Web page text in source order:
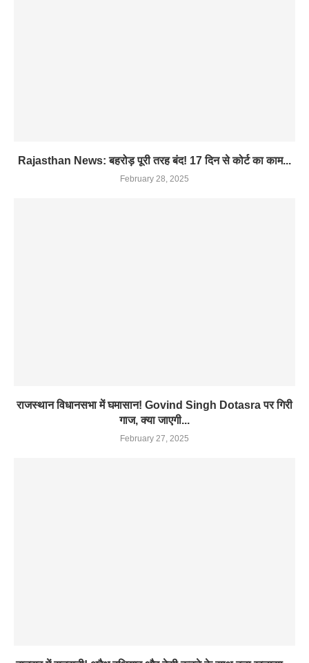
Rajasthan News: बहरोड़ पूरी तरह बंद! 17 दिन से कोर्ट का काम...
February 28, 2025
राजस्थान विधानसभा में घमासान! Govind Singh Dotasra पर गिरी
गाज, क्या जाएगी...
February 27, 2025